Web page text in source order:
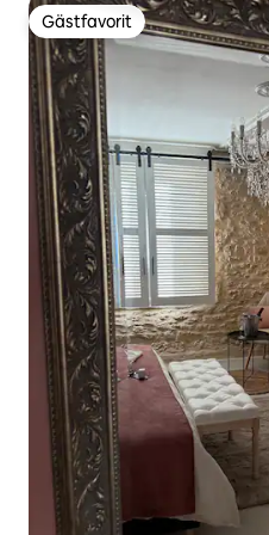
Gästfavorit
Gästfavorit